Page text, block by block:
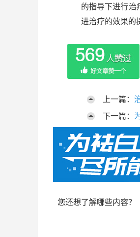
的指导下进行治
进治疗的效果的
上一篇：
下一篇：
您还想了解哪些内容？